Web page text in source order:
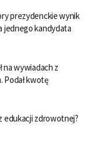
prezydenckie wynik
jednego kandydata
na wywiadach z
Podał kwotę
edukacji zdrowotnej?